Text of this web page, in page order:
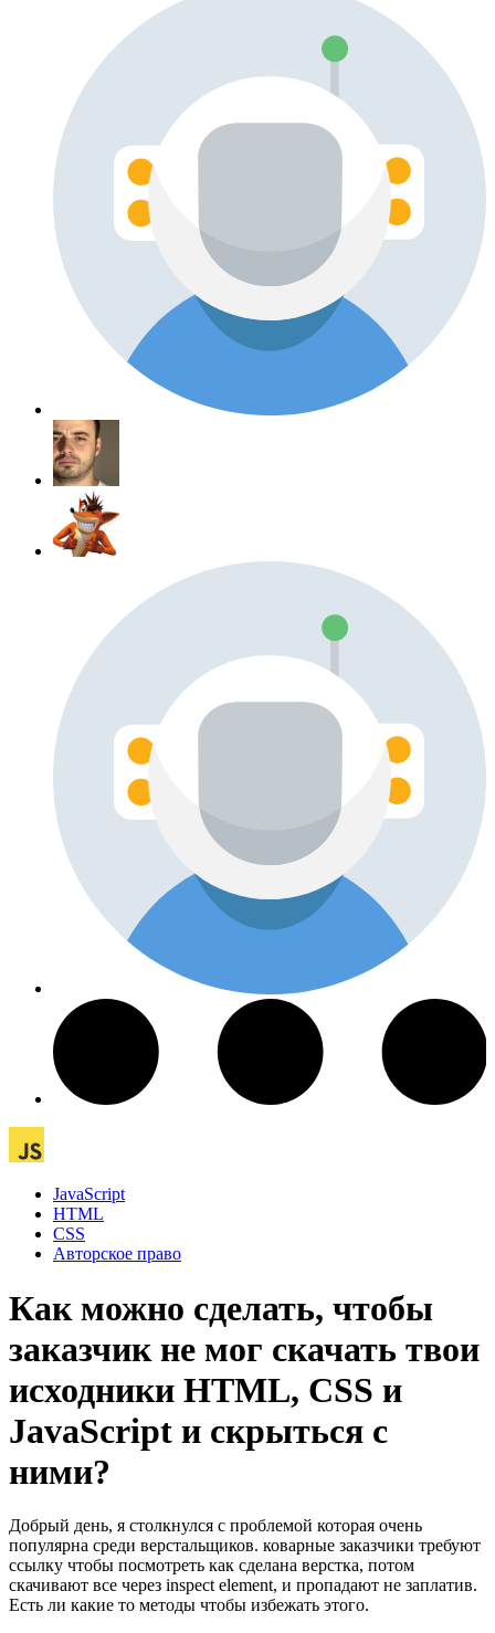
JavaScript
HTML
CSS
Авторское право
Как можно сделать, чтобы
заказчик не мог скачать твои
исходники HTML, CSS и
JavaScript и скрыться с
ними?
Добрый день, я столкнулся с проблемой которая очень
популярна среди верстальщиков. коварные заказчики требуют
ссылку чтобы посмотреть как сделана верстка, потом
скачивают все через inspect element, и пропадают не заплатив.
Есть ли какие то методы чтобы избежать этого.